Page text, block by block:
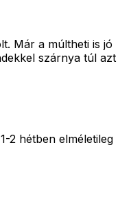
Már a múltheti is jó
szárnya túl azt
2 hétben elméletileg